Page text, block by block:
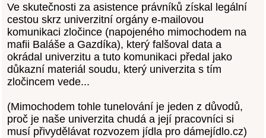
Ve skutečnosti za asistence právníků získal legální
cestou skrz univerzitní orgány e-mailovou
komunikaci zločince (napojeného mimochodem na
mafii Baláše a Gazdíka), který falšoval data a
okrádal univerzitu a tuto komunikaci předal jako
důkazní materiál soudu, který univerzita s tím
zločincem vede...
(Mimochodem tohle tunelování je jeden z důvodů,
proč je naše univerzita chudá a její pracovníci si
musí přivydělávat rozvozem jídla pro dámejídlo.cz)